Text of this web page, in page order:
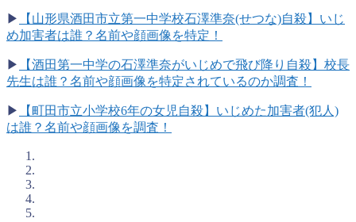
▶
【山形県酒田市立第一中学校石澤準奈(せつな)自殺】いじ
め加害者は誰？名前や顔画像を特定！
▶
【酒田第一中学の石澤準奈がいじめで飛び降り自殺】校長
先生は誰？名前や顔画像を特定されているのか調査！
▶
【町田市立小学校6年の女児自殺】いじめた加害者(犯人)
は誰？名前や顔画像を調査！